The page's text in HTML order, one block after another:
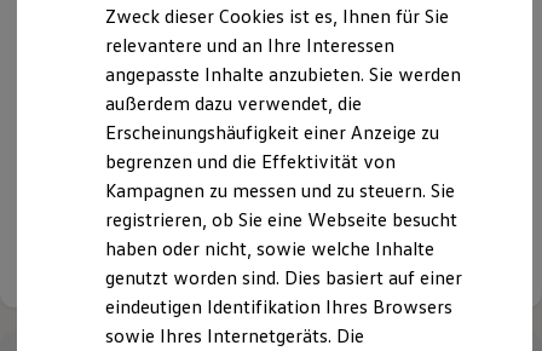
Kaufoptionen
E-Auto-Förderung
Software und Konnektivität
Die ID. Software 6
ID. Software Versionen und Updates
Digitale Extras
Schnittstellen zu Ihrem ID.
Hybridautos
Marke und Erlebnis
Volkswagen R und R Experience
R-Modelle
R Experience
Driving Experience
Volkswagen entdecken
Werkbesichtigung
Angebot gültig bis 30.09.2026 Privatkunden
Der T-Cross
T-Cross Style ab 239,00 €mtl. leasen für Privatkunden |
990,00 € Sonderzahlung | 48 Monate Laufzeit | Jährliche
Fahrleistung: 10.000 km
Details ansehen
Zweck dieser Cookies ist es, Ihnen für Sie
relevantere und an Ihre Interessen
angepasste Inhalte anzubieten. Sie werden
außerdem dazu verwendet, die
Erscheinungshäufigkeit einer Anzeige zu
begrenzen und die Effektivität von
Kampagnen zu messen und zu steuern. Sie
registrieren, ob Sie eine Webseite besucht
haben oder nicht, sowie welche Inhalte
genutzt worden sind. Dies basiert auf einer
eindeutigen Identifikation Ihres Browsers
sowie Ihres Internetgeräts. Die